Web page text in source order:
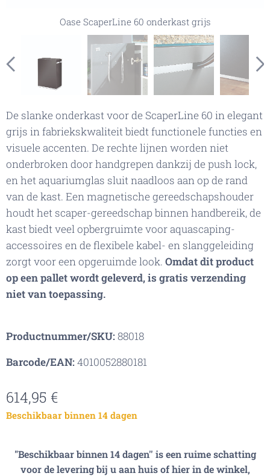
Oase ScaperLine 60 onderkast grijs
De slanke onderkast voor de ScaperLine 60 in elegant
grijs in fabriekskwaliteit biedt functionele functies en
visuele accenten. De rechte lijnen worden niet
onderbroken door handgrepen dankzij de push lock,
en het aquariumglas sluit naadloos aan op de rand
van de kast. Een magnetische gereedschapshouder
houdt het scaper-gereedschap binnen handbereik, de
kast biedt veel opbergruimte voor aquascaping-
accessoires en de flexibele kabel- en slanggeleiding
zorgt voor een opgeruimde look. Omdat dit product
op een pallet wordt geleverd, is gratis verzending
niet van toepassing.
Productnummer/SKU:88018
Barcode/EAN:4010052880181
614,95 €
Beschikbaar binnen 14 dagen
"Beschikbaar binnen 14 dagen'' is een ruime schatting
voor de levering bij u aan huis of hier in de winkel,